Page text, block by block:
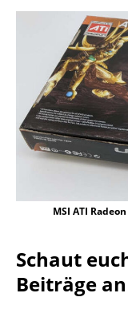
MSI ATI
Schaut
Beiträge an